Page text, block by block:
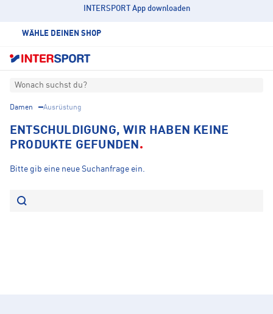
INTERSPORT App downloaden
WÄHLE DEINEN SHOP
Wonach suchst du?
Damen Ausrüstung
ENTSCHULDIGUNG, WIR HABEN KEINE
PRODUKTE GEFUNDEN
Bitte gib eine neue Suchanfrage ein.